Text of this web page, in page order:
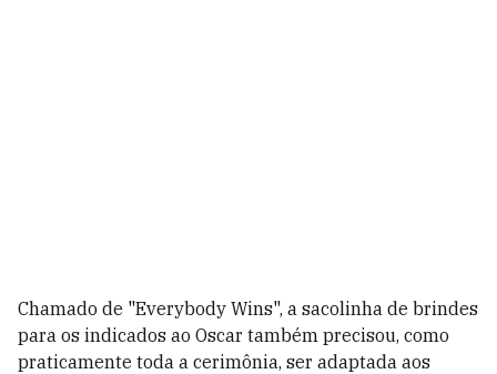
Chamado de "Everybody Wins", a sacolinha de brindes
para os indicados ao Oscar também precisou, como
praticamente toda a cerimônia, ser adaptada aos